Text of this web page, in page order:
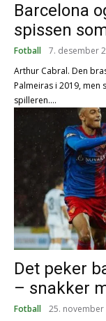
Barcelona
spissen
Fotball 7. desember
Arthur Cabral. Den
Palmeiras i 2019, men
spilleren....
Det peker
– snakker
Fotball 25. november